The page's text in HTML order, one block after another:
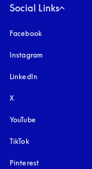
Social Links
Facebook
Instagram
LinkedIn
X
YouTube
TikTok
Pinterest